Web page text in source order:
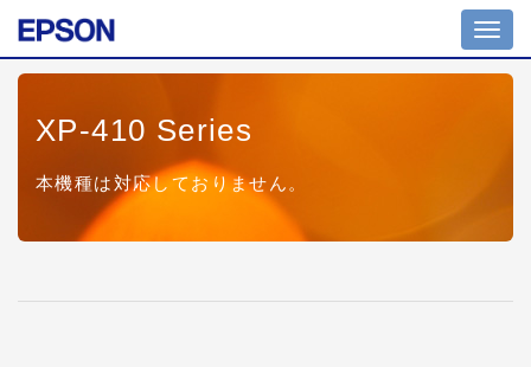
XP-410 Series
本機種は対応しておりません。